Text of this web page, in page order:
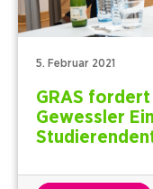
5. Februar 2021
GRAS
Gewessler